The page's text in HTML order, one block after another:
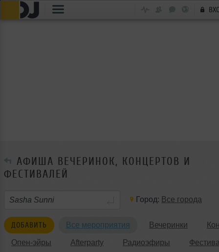
АФИША ВЕЧЕРИНОК, КОНЦЕРТОВ И
ФЕСТИВАЛЕЙ
Город: Все города
ДОБАВИТЬ Все мероприятия Вечеринки
Опен-эйры Afterparty Радиоэфиры